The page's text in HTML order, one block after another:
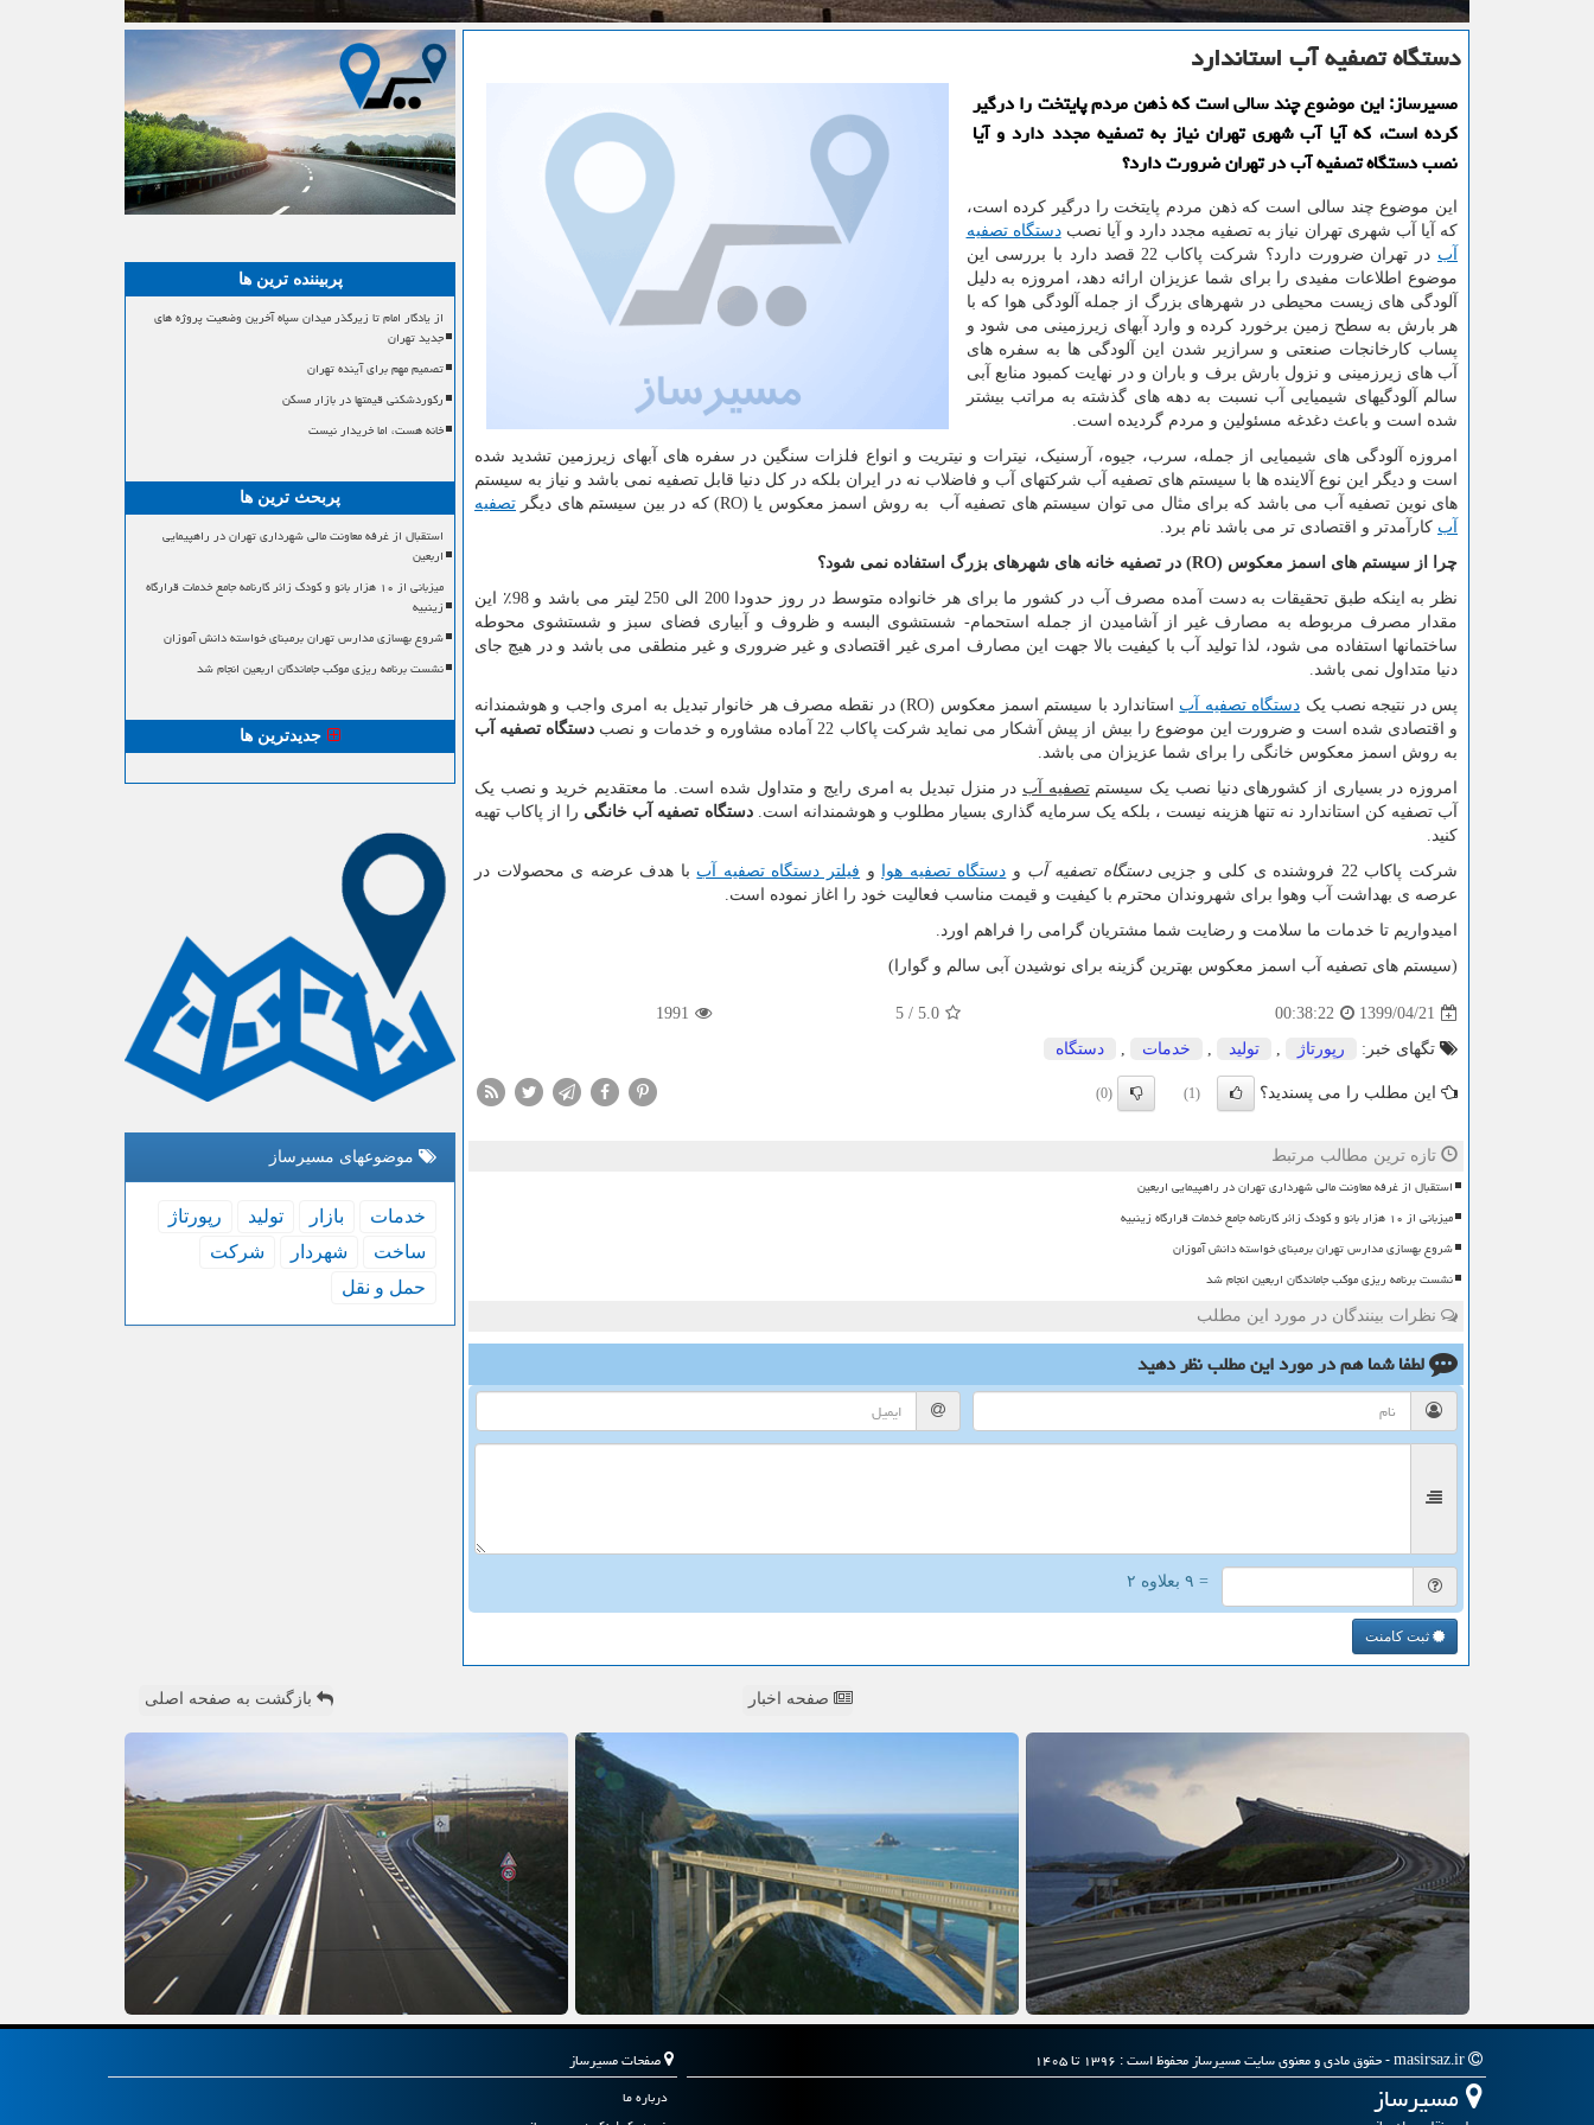
دستگاه تصفیه آب استاندارد
مسیرساز: این موضوع چند سالی است كه ذهن مردم پایتخت را درگیر
كرده است، كه آیا آب شهری تهران نیاز به تصفیه مجدد دارد و آیا
نصب دستگاه تصفیه آب در تهران ضرورت دارد؟
این موضوع چند سالی است که ذهن مردم پایتخت را درگیر کرده است،
که آیا آب شهری تهران نیاز به تصفیه مجدد دارد و آیا نصبدستگاه تصفیه
آب
در تهران ضرورت دارد؟ شرکت پاکاب 22 قصد دارد با بررسی این
موضوع اطلاعات مفیدی را برای شما عزیزان ارائه دهد، امروزه به دلیل
آلودگی های زیست محیطی در شهرهای بزرگ از جمله آلودگی هوا که با
هر بارش به سطح زمین برخورد کرده و وارد آبهای زیرزمینی می شود و
پساب کارخانجات صنعتی و سرازیر شدن این آلودگی ها به سفره های
آب های زیرزمینی و نزول بارش برف و باران و در نهایت کمبود منابع آبی
سالم آلودگیهای شیمیایی آب نسبت به دهه های گذشته به مراتب بیشتر
شده است و باعث دغدغه مسئولین و مردم گردیده است.
امروزه آلودگی های شیمیایی از جمله، سرب، جیوه، آرسنیک، نیترات و نیتریت و انواع فلزات سنگین در سفره های آبهای زیرزمین تشدید شده
است و دیگر این نوع آلاینده ها با سیستم های تصفیه آب شرکتهای آب و فاضلاب نه در ایران بلکه در کل دنیا قابل تصفیه نمی باشد و نیاز به سیستم
های نوین تصفیه آب می باشد که برای مثال می توان سیستم های تصفیه آب به روش اسمز معکوس یا (RO) که در بین سیستم های دیگر تصفیه
آب کارآمدتر و اقتصادی تر می باشد نام برد.
چرا از سیستم های اسمز معکوس (RO) در تصفیه خانه های شهرهای بزرگ استفاده نمی شود؟
نظر به اینکه طبق تحقیقات به دست آمده مصرف آب در کشور ما برای هر خانواده متوسط در روز حدودا 200 الی 250 لیتر می باشد و 98٪ این
مقدار مصرف مربوطه به مصارف غیر از آشامیدن از جمله استحمام- شستشوی البسه و ظروف و آبیاری فضای سبز و شستشوی محوطه
ساختمانها استفاده می شود، لذا تولید آب با کیفیت بالا جهت این مصارف امری غیر اقتصادی و غیر ضروری و غیر منطقی می باشد و در هیچ جای
دنیا متداول نمی باشد.
پس در نتیجه نصب یک دستگاه تصفیه آب استاندارد با سیستم اسمز معکوس (RO) در نقطه مصرف هر خانوار تبدیل به امری واجب و هوشمندانه
و اقتصادی شده است و ضرورت این موضوع را بیش از پیش آشکار می نماید شرکت پاکاب 22 آماده مشاوره و خدمات و نصب
دستگاه تصفیه آب
به روش اسمز معکوس خانگی را برای شما عزیزان می باشد.
امروزه در بسیاری از کشورهای دنیا نصب یک سیستمتصفیه آب در منزل تبدیل به امری رایج و متداول شده است. ما معتقدیم خرید و نصب یک
آب تصفیه کن استاندارد نه تنها هزینه نیست ، بلکه یک سرمایه گذاری بسیار مطلوب و هوشمندانه است.دستگاه تصفیه آب خانگی را از پاکاب تهیه
کنید.
شرکت پاکاب 22 فروشنده ی کلی و جزیی
دستگاه تصفیه آب و دستگاه تصفیه هوا و فیلتر دستگاه تصفیه آب با هدف عرضه ی محصولات در
عرصه ی بهداشت آب وهوا برای شهروندان محترم با کیفیت و قیمت مناسب فعالیت خود را اغاز نموده است.
امیدواریم تا خدمات ما سلامت و رضایت شما مشتریان گرامی را فراهم اورد.
(سیستم های تصفیه آب اسمز معکوس بهترین گزینه برای نوشیدن آبی سالم و گوارا)
1399/04/21
00:38:22
5.0
/
5
1991
تگهای خبر: رپورتاژ , تولید , خدمات , دستگاه
این مطلب را می پسندید؟ (1)
(0)
تازه ترین مطالب مرتبط
استقبال از غرفه معاونت مالی شهرداری تهران در راهپیمایی اربعین
میزبانی از ۱۰ هزار بانو و کودک زائر کارنامه جامع خدمات قرارگاه زینبیه
شروع بهسازی مدارس تهران برمبنای خواسته دانش آموزان
نشست برنامه ریزی موکب جاماندگان اربعین انجام شد
نظرات بینندگان در مورد این مطلب
لطفا شما همدر مورد این مطلبنظر دهید
= ۹ بعلاوه ۲
ثبت کامنت
پربیننده ترین ها
از یادگار امام تا زیرگذر میدان سپاه آخرین وضعیت پروژه های
جدید تهران
تصمیم مهم برای آینده تهران
رکوردشکنی قیمتها در بازار مسکن
خانه هست، اما خریدار نیست
پربحث ترین ها
استقبال از غرفه معاونت مالی شهرداری تهران در راهپیمایی
اربعین
میزبانی از ۱۰ هزار بانو و کودک زائر کارنامه جامع خدمات قرارگاه
زینبیه
شروع بهسازی مدارس تهران برمبنای خواسته دانش آموزان
نشست برنامه ریزی موکب جاماندگان اربعین انجام شد
جدیدترین ها
موضوعهای مسیرساز
خدمات بازار تولید
رپورتاژ
ساخت
شهردار
شركت
حمل و نقل
صفحه اخبار بازگشت به صفحه اصلی
مسیرساز
صفحات مسیرساز
درباره ما